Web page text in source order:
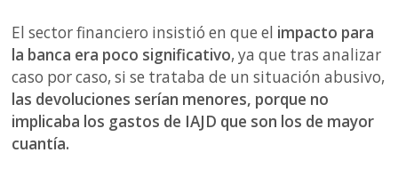
El sector financiero insistió en que el impacto para
la banca era poco significativo, ya que tras analizar
caso por caso, si se trataba de un situación abusivo,
las devoluciones serían menores, porque no
implicaba los gastos de IAJD que son los de mayor
cuantía.